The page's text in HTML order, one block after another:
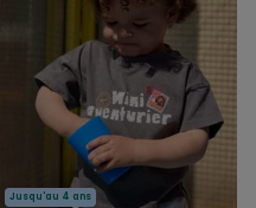
Jusqu'au 4 ans